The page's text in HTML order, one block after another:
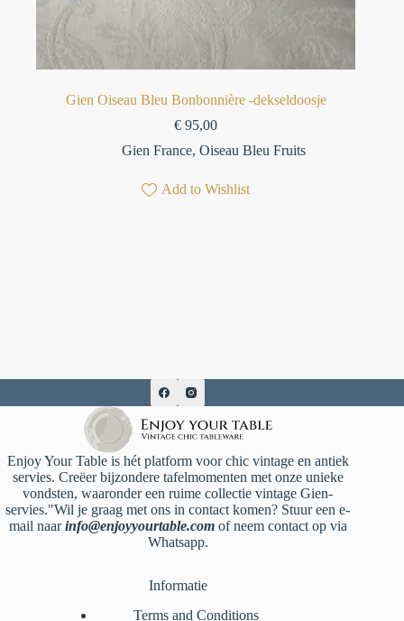
Gien Oiseau Bleu Bonbonnière -dekseldoosje
€ 95,00
Gien France,Oiseau Bleu Fruits
Add to Wishlist
Enjoy Your Table is hét platform voor chic vintage en antiek
servies. Creëer bijzondere tafelmomenten met onze unieke
vondsten, waaronder een ruime collectie vintage Gien-
servies."Wil je graag met ons in contact komen? Stuur een e-
mail naarinfo@enjoyyourtable.comof neem contact op via
Whatsapp.
Informatie
Terms and Conditions